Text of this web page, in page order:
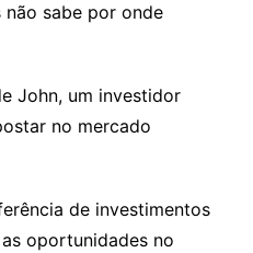
sabe por onde
John, um investidor
no mercado
de investimentos
oportunidades no